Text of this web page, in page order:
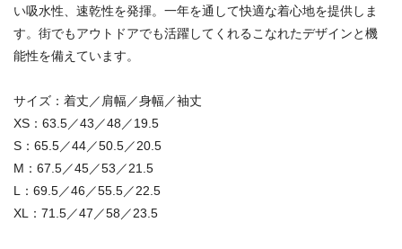
い吸水性、速乾性を発揮。一年を通して快適な着心地を提供しま
す。街でもアウトドアでも活躍してくれるこなれたデザインと機
能性を備えています。
サイズ：着丈／肩幅／身幅／袖丈
XS：63.5／43／48／19.5
S：65.5／44／50.5／20.5
M：67.5／45／53／21.5
L：69.5／46／55.5／22.5
XL：71.5／47／58／23.5